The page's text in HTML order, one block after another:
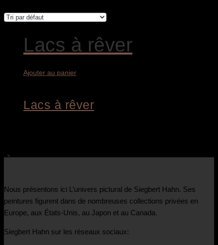
Lacs à rêver
Ajouter au panier
Lacs à rêver
À propos de nous
Nous présentons ici L’univers pictural de Siegbert Hahn. Ses
peintures figurent dans de nombreuses collections privées en
Europe, aux États-Unis, au Japon et au Canada.
Siegbert Hahn sur les réseaux sociaux: